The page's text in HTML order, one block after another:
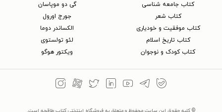
کتاب جامعه شناسی
کتاب شعر
کتاب موفقیت و خودیاری
کتاب تاریخ اسلام
کتاب کودک و نوجوان
گی دو موپاسان
جورج اورول
الکساندر دوما
لئو تولستوی
ویکتور هوگو